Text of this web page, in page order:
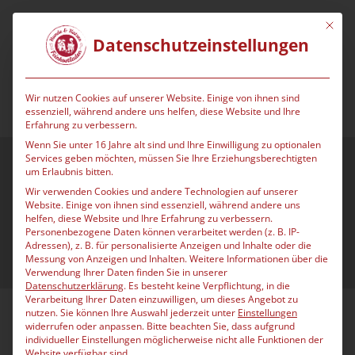
Ratgeber
Eigenmarke Nestos
Hundefutter aus
Mit
Datenschutzeinstellungen
Wir nutzen Cookies auf unserer Website. Einige von ihnen sind
essenziell, während andere uns helfen, diese Website und Ihre
Erfahrung zu verbessern.
Wenn Sie unter 16 Jahre alt sind und Ihre Einwilligung zu optionalen
Services geben möchten, müssen Sie Ihre Erziehungsberechtigten
um Erlaubnis bitten.
Wir verwenden Cookies und andere Technologien auf unserer
Website. Einige von ihnen sind essenziell, während andere uns
helfen, diese Website und Ihre Erfahrung zu verbessern.
Personenbezogene Daten können verarbeitet werden (z. B. IP-
Adressen), z. B. für personalisierte Anzeigen und Inhalte oder die
Messung von Anzeigen und Inhalten.Weitere Informationen über die
Verwendung Ihrer Daten finden Sie in unserer
Datenschutzerklärung. Es besteht keine Verpflichtung, in die
Verarbeitung Ihrer Daten einzuwilligen, um dieses Angebot zu
nutzen.Sie können Ihre Auswahl jederzeit unter Einstellungen
widerrufen oder anpassen. Bitte beachten Sie, dass aufgrund
individueller Einstellungen möglicherweise nicht alle Funktionen der